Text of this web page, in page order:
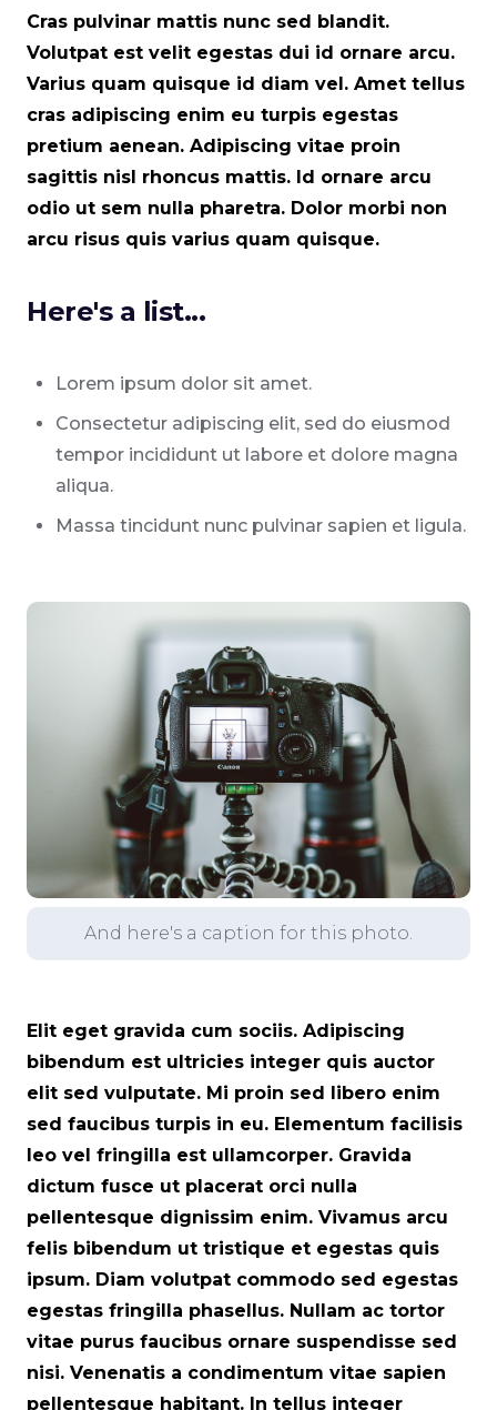
Cras pulvinar mattis nunc sed blandit.
Volutpat est velit egestas dui id ornare arcu.
Varius quam quisque id diam vel. Amet tellus
cras adipiscing enim eu turpis egestas
pretium aenean. Adipiscing vitae proin
sagittis nisl rhoncus mattis. Id ornare arcu
odio ut sem nulla pharetra. Dolor morbi non
arcu risus quis varius quam quisque.
Here's a list...
Lorem ipsum dolor sit amet.
Consectetur adipiscing elit, sed do eiusmod
tempor incididunt ut labore et dolore magna
aliqua.
Massa tincidunt nunc pulvinar sapien et ligula.
And here's a caption for this photo.
Elit eget gravida cum sociis. Adipiscing
bibendum est ultricies integer quis auctor
elit sed vulputate. Mi proin sed libero enim
sed faucibus turpis in eu. Elementum facilisis
leo vel fringilla est ullamcorper. Gravida
dictum fusce ut placerat orci nulla
pellentesque dignissim enim. Vivamus arcu
felis bibendum ut tristique et egestas quis
ipsum. Diam volutpat commodo sed egestas
egestas fringilla phasellus. Nullam ac tortor
vitae purus faucibus ornare suspendisse sed
nisi. Venenatis a condimentum vitae sapien
pellentesque habitant. In tellus integer